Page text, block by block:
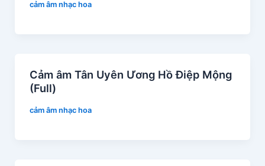
cảm âm nhạc hoa
Cảm âm Tân Uyên Ương Hồ Điệp Mộng
(Full)
cảm âm nhạc hoa